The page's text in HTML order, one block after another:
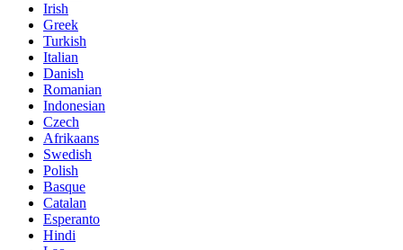
Irish
Greek
Turkish
Italian
Danish
Romanian
Indonesian
Czech
Afrikaans
Swedish
Polish
Basque
Catalan
Esperanto
Hindi